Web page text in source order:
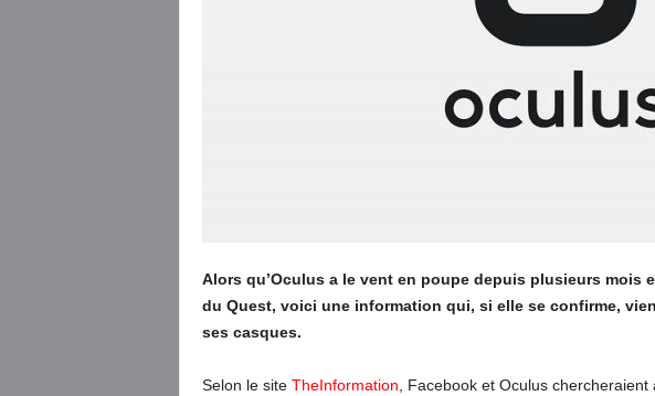
Alors qu’Oculus a le vent en poupe depuis plusieurs mois
du Quest, voici une information qui, si elle se confirme,
ses casques.
Selon le site TheInformation , Facebook et Oculus